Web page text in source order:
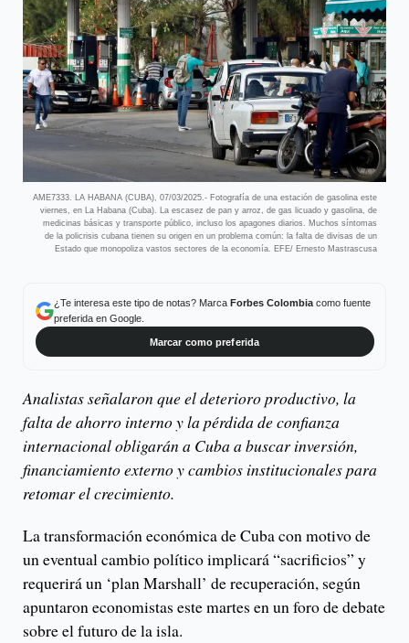
AME7333. LA HABANA (CUBA), 07/03/2025.- Fotografía de una estación de gasolina este
viernes, en La Habana (Cuba). La escasez de pan y arroz, de gas licuado y gasolina, de
medicinas básicas y transporte público, incluso los apagones diarios. Muchos síntomas
de la policrisis cubana tienen su origen en un problema común: la falta de divisas de un
Estado que monopoliza vastos sectores de la economía. EFE/ Ernesto Mastrascusa
¿Te interesa este tipo de notas? Marca Forbes Colombiacomo fuente
preferida en Google.
Marcar como preferida
Analistas señalaron que el deterioro productivo, la
falta de ahorro interno y la pérdida de confianza
internacional obligarán a Cuba a buscar inversión,
financiamiento externo y cambios institucionales para
retomar el crecimiento.
La transformación económica de Cuba con motivo de
un eventual cambio político implicará “sacrificios” y
requerirá un ‘plan Marshall’ de recuperación, según
apuntaron economistas este martes en un foro de debate
sobre el futuro de la isla.